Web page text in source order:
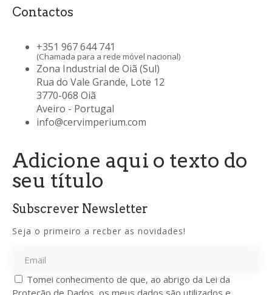
Contactos
+351 967 644 741
(Chamada para a rede móvel nacional)
Zona Industrial de Oiã (Sul)
Rua do Vale Grande, Lote 12
3770-068 Oiã
Aveiro - Portugal
info@cervimperium.com
Adicione aqui o texto do
seu título
Subscrever Newsletter
Seja o primeiro a recber as novidades!
Tomei conhecimento de que, ao abrigo da Lei da
Proteção de Dados, os meus dados são utilizados e